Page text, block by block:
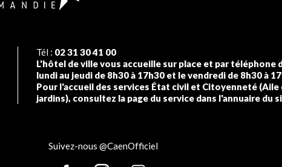
Tél : 02 31 30 41 00
L'hôtel de ville vous accueille sur place et par téléphone
lundi au jeudi de 8h30 à 17h30 et le vendredi de 8h30 à
Pour l'accueil des services État civil et Citoyenneté (Aile
jardins), consultez la page du service dans l'annuaire du
Suivez-nous @CaenOfficiel